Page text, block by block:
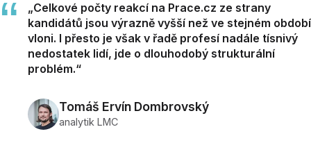
„Celkové počty reakcí na Prace.cz ze strany
kandidátů jsou výrazně vyšší než ve stejném období
vloni. I přesto je však v řadě profesí nadále tísnivý
nedostatek lidí, jde o dlouhodobý strukturální
problém.“
Tomáš Ervín Dombrovský
analytik LMC